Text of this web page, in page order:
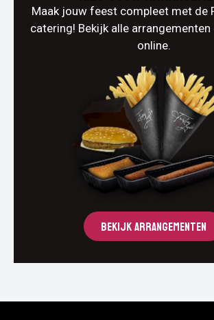
Maak jouw feest compleet met de
catering! Bekijk alle arrangementen
online.
BEKIJK ARRANGEMENTEN